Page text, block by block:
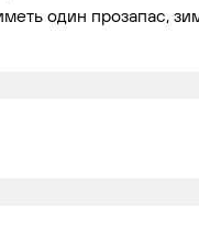
один прозапас,